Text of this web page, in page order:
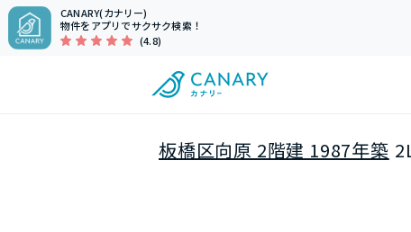
CANARY(カナリー)
物件をアプリでサクサク検索！
(4.8)
板橋区向原 2階建 1987年築